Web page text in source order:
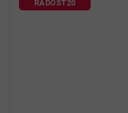
RADOST20